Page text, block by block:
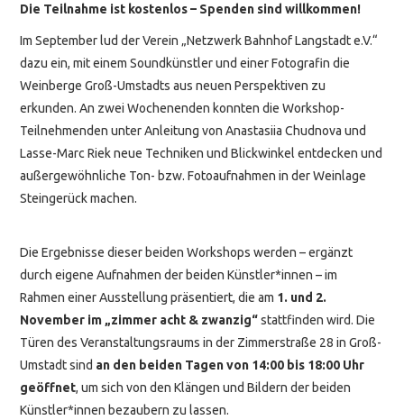
Die Teilnahme ist kostenlos – Spenden sind willkommen!
Im September lud der Verein „Netzwerk Bahnhof Langstadt e.V.“
dazu ein, mit einem Soundkünstler und einer Fotografin die
Weinberge Groß-Umstadts aus neuen Perspektiven zu
erkunden. An zwei Wochenenden konnten die Workshop-
Teilnehmenden unter Anleitung von Anastasiia Chudnova und
Lasse-Marc Riek neue Techniken und Blickwinkel entdecken und
außergewöhnliche Ton- bzw. Fotoaufnahmen in der Weinlage
Steingerück machen.
Die Ergebnisse dieser beiden Workshops werden – ergänzt
durch eigene Aufnahmen der beiden Künstler*innen – im
Rahmen einer Ausstellung präsentiert, die am 1. und 2.
November im „zimmer acht & zwanzig“stattfinden wird. Die
Türen des Veranstaltungsraums in der Zimmerstraße 28 in Groß-
Umstadt sind an den beiden Tagen von 14:00 bis 18:00 Uhr
geöffnet, um sich von den Klängen und Bildern der beiden
Künstler*innen bezaubern zu lassen.